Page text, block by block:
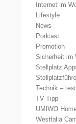
Internet im
Lifestyle
News
Podcast
Promotion
Sicherheit im
Stellplatz
Technik –
TV Tipp
UMIWO
Westfalia